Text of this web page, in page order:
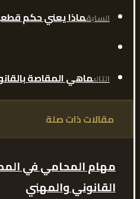
السابقماذا يعني حكم
التالىماهي المقاصة
مقالات ذات صلة
مهام المحامي في
القانوني والمهني